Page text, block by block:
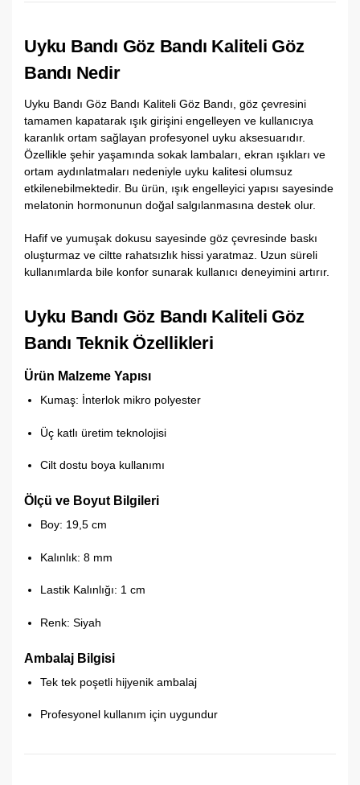
Uyku Bandı Göz Bandı Kaliteli Göz
Bandı Nedir
Uyku Bandı Göz Bandı Kaliteli Göz Bandı, göz çevresini
tamamen kapatarak ışık girişini engelleyen ve kullanıcıya
karanlık ortam sağlayan profesyonel uyku aksesuarıdır.
Özellikle şehir yaşamında sokak lambaları, ekran ışıkları ve
ortam aydınlatmaları nedeniyle uyku kalitesi olumsuz
etkilenebilmektedir. Bu ürün, ışık engelleyici yapısı sayesinde
melatonin hormonunun doğal salgılanmasına destek olur.
Hafif ve yumuşak dokusu sayesinde göz çevresinde baskı
oluşturmaz ve ciltte rahatsızlık hissi yaratmaz. Uzun süreli
kullanımlarda bile konfor sunarak kullanıcı deneyimini artırır.
Uyku Bandı Göz Bandı Kaliteli Göz
Bandı Teknik Özellikleri
Ürün Malzeme Yapısı
Kumaş: İnterlok mikro polyester
Üç katlı üretim teknolojisi
Cilt dostu boya kullanımı
Ölçü ve Boyut Bilgileri
Boy: 19,5 cm
Kalınlık: 8 mm
Lastik Kalınlığı: 1 cm
Renk: Siyah
Ambalaj Bilgisi
Tek tek poşetli hijyenik ambalaj
Profesyonel kullanım için uygundur